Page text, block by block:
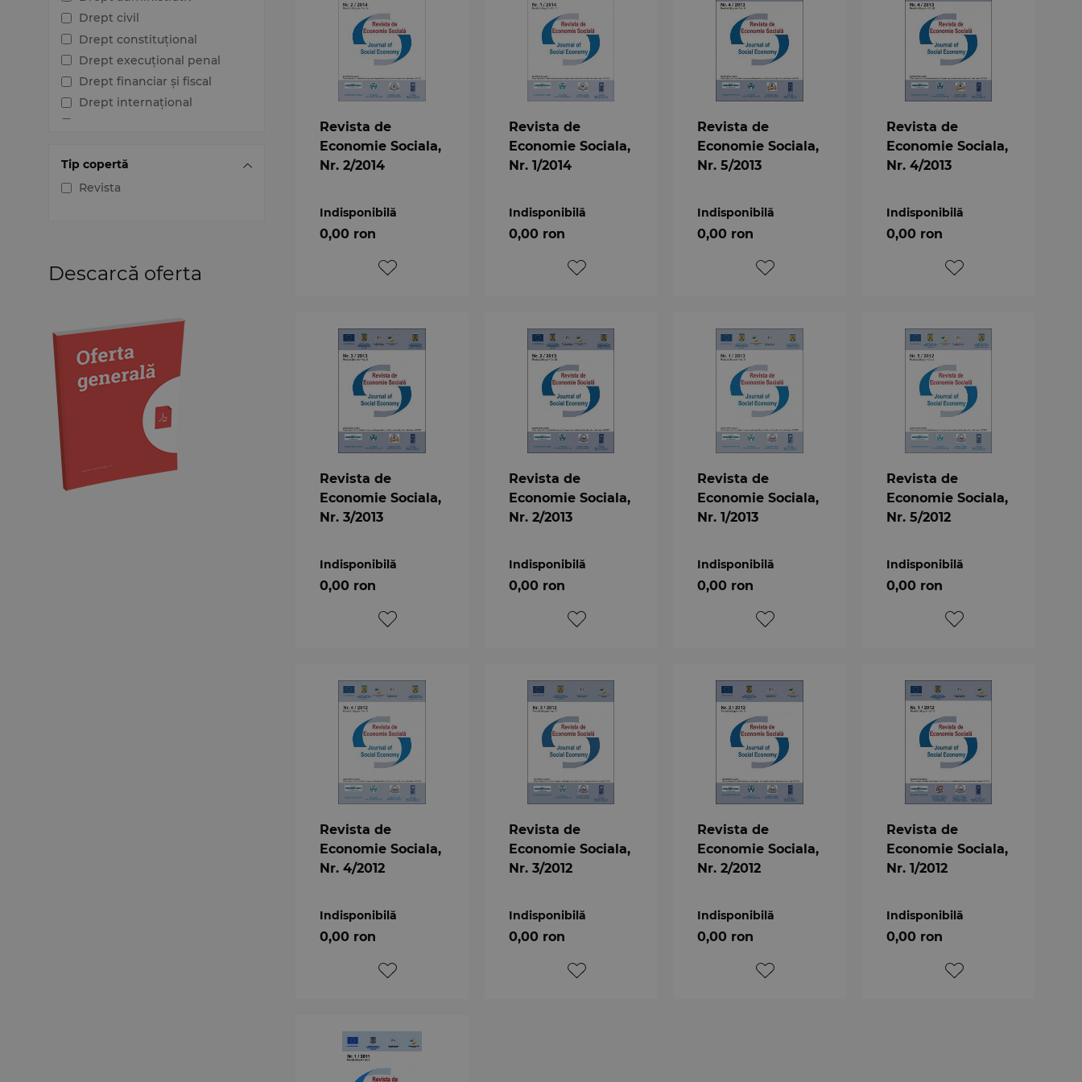
Drept civil
Drept constituțional
Drept execuțional penal
Drept financiar și fiscal
Drept internațional
Drept procesual penal
Dreptul afacerilor
sociale
intelectuale
Dreptul Uniunii Europene
Jurisprudența instanțelor
judecătorești
Organizarea profesiilor
Psihologie
Tip copertă
Revista
Descarcă oferta
Revista de
Economie Sociala,
Nr. 2/2014
Indisponibilă
0,00 ron
Revista de
Economie Sociala,
Nr. 1/2014
Indisponibilă
0,00 ron
Revista de
Economie Sociala,
Nr. 5/2013
Indisponibilă
0,00 ron
Revista de
Economie Sociala,
Nr. 4/2013
Indisponibilă
0,00 ron
Revista de
Economie Sociala,
Nr. 3/2013
Indisponibilă
0,00 ron
Revista de
Economie Sociala,
Nr. 2/2013
Indisponibilă
0,00 ron
Revista de
Economie Sociala,
Nr. 1/2013
Indisponibilă
0,00 ron
Revista de
Economie Sociala,
Nr. 5/2012
Indisponibilă
0,00 ron
Revista de
Economie Sociala,
Nr. 4/2012
Indisponibilă
0,00 ron
Revista de
Economie Sociala,
Nr. 3/2012
Indisponibilă
0,00 ron
Revista de
Economie Sociala,
Nr. 2/2012
Indisponibilă
0,00 ron
Revista de
Economie Sociala,
Nr. 1/2012
Indisponibilă
0,00 ron